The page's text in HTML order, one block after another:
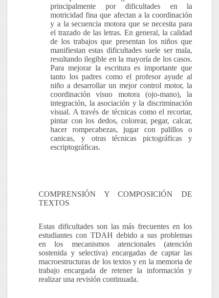
principalmente por dificultades en la
motricidad fina que afectan a la coordinación
y a la secuencia motora que se necesita para
el trazado de las letras. En general, la calidad
de los trabajos que presentan los niños que
manifiestan estas dificultades suele ser mala,
resultando ilegible en la mayoría de los casos.
Para mejorar la escritura es importante que
tanto los padres como el profesor ayude al
niño a desarrollar un mejor control motor, la
coordinación visuo motora (ojo-mano), la
integración, la asociación y la discriminación
visual. A través de técnicas como el recortar,
pintar con los dedos, colorear, pegar, calcar,
hacer rompecabezas, jugar con palillos o
canicas, y otras técnicas pictográficas y
escriptográficas.
COMPRENSIÓN Y COMPOSICIÓN DE
TEXTOS
Estas dificultades son las más frecuentes en los
estudiantes con TDAH debido a sus problemas
en los mecanismos atencionales (atención
sostenida y selectiva) encargadas de captar las
macroestructuras de los textos y en la memoria de
trabajo encargada de retener la información y
realizar una revisión continuada.